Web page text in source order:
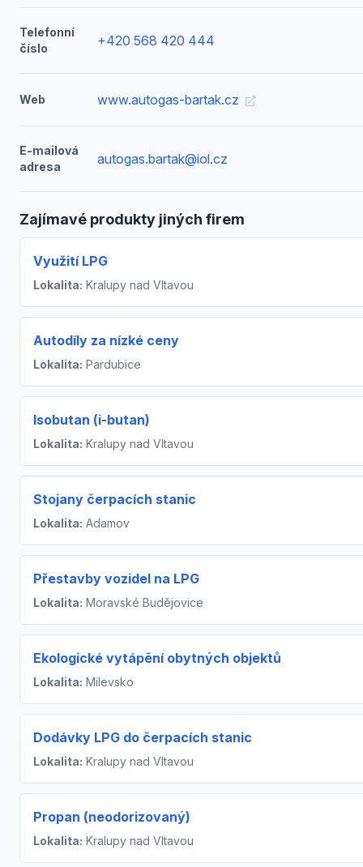
Telefonní
číslo
+420 568 420 444
Web www.autogas-bartak.cz
E-mailová
adresa
autogas.bartak@iol.cz
Zajímavé produkty jiných firem
Využití LPG
Lokalita: Kralupy nad Vltavou
Autodíly za nízké ceny
Lokalita: Pardubice
Isobutan (i-butan)
Lokalita: Kralupy nad Vltavou
Stojany čerpacích stanic
Lokalita: Adamov
Přestavby vozidel na LPG
Lokalita: Moravské Budějovice
Ekologické vytápění obytných objektů
Lokalita: Milevsko
Dodávky LPG do čerpacích stanic
Lokalita: Kralupy nad Vltavou
Propan (neodorizovaný)
Lokalita: Kralupy nad Vltavou